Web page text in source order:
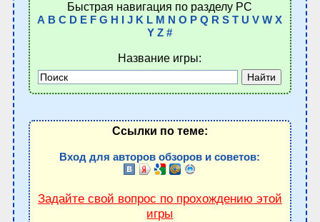
Быстрая навигация по разделу PC
A B C D E F G H J K L M N O P Q R S T U V W X
Y Z #
Название игры:
Ссылки по теме:
Вход для авторов обзоров и советов:
Задайте свой вопрос по прохождению этой
игры